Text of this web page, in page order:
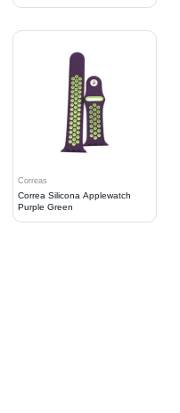
Correas
Correa Silicona Applewatch
Purple Green